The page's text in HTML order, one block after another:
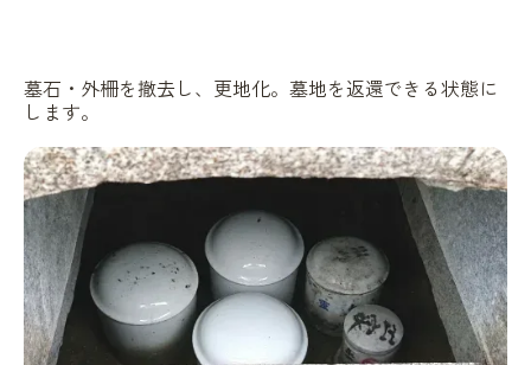
墓石・外柵を撤去し、更地化。墓地を返還できる状態に
します。